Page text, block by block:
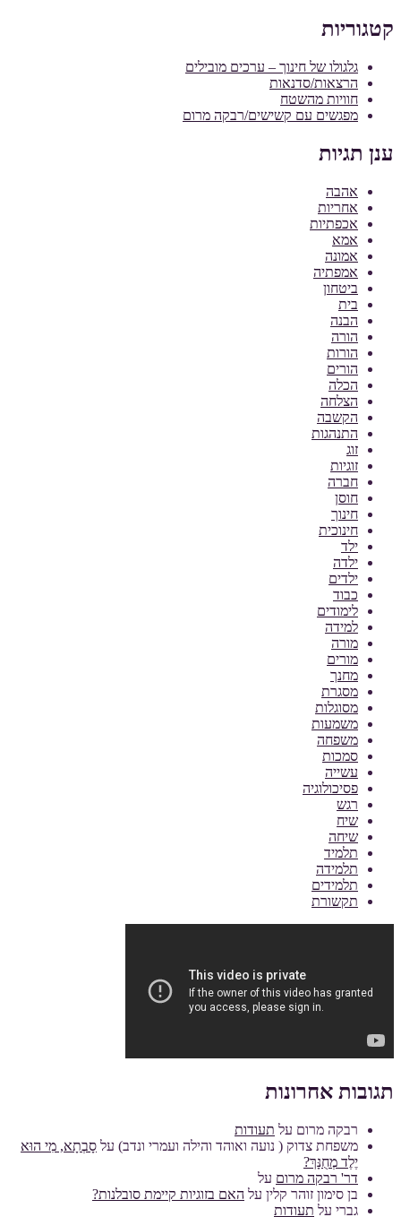
קטגוריות
גלגולו של חינוך – ערכים מובילים
הרצאות/סדנאות
חוויות מהשטח
מפגשים עם קשישים/רבקה מרום
ענן תגיות
אהבה
אחריות
אכפתיות
אמא
אמונה
אמפתיה
ביטחון
בית
הבנה
הורה
הורות
הורים
הכלה
הצלחה
הקשבה
התנהגות
זוג
זוגיות
חברה
חוסן
חינוך
חינוכית
ילד
ילדה
ילדים
כבוד
לימודים
למידה
מורה
מורים
מחנך
מסגרת
מסוגלות
משמעות
משפחה
סמכות
עשייה
פסיכולוגיה
רגש
שיח
שיחה
תלמיד
תלמידה
תלמידים
תקשורת
תגובות אחרונות
רבקה מרום על תעודות
משפחת צדוק ( נועה ואוהד והילה ועמרי ונדב) על סָבְתָא, מִי הוּא
יֶלֶד מְחֻנָּךְ?
דר' רבקה מרום על
בן סימון זוהר קלין על האם בזוגיות קיימת סובלנות?
גברי על תעודות